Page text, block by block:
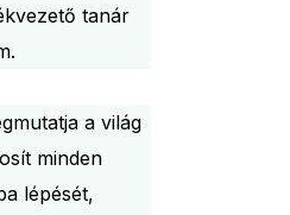
tanár
a világ
minden
lépését,